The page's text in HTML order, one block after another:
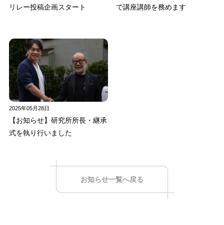
リレー投稿企画スタート
で講座講師を務めます
2025年05月28日
【お知らせ】研究所所長・継承
式を執り行いました
お知らせ一覧へ戻る